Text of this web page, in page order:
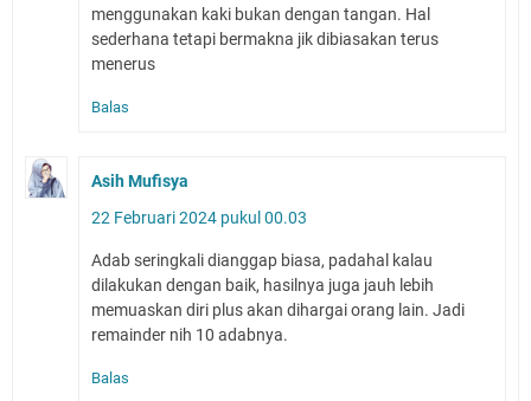
menggunakan kaki bukan dengan tangan. Hal
sederhana tetapi bermakna jik dibiasakan terus
menerus
Balas
Asih Mufisya
22 Februari 2024 pukul 00.03
Adab seringkali dianggap biasa, padahal kalau
dilakukan dengan baik, hasilnya juga jauh lebih
memuaskan diri plus akan dihargai orang lain. Jadi
remainder nih 10 adabnya.
Balas